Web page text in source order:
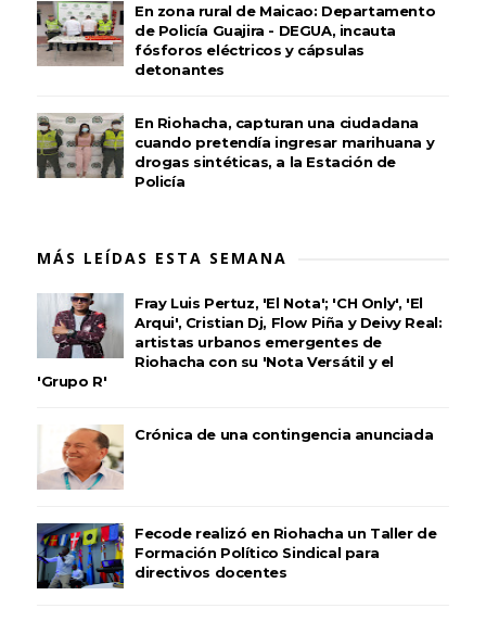
En zona rural de Maicao: Departamento
de Policía Guajira - DEGUA, incauta
fósforos eléctricos y cápsulas
detonantes
En Riohacha, capturan una ciudadana
cuando pretendía ingresar marihuana y
drogas sintéticas, a la Estación de
Policía
MÁS LEÍDAS ESTA SEMANA
Fray Luis Pertuz, 'El Nota'; 'CH Only', 'El
Arqui', Cristian Dj, Flow Piña y Deivy Real:
artistas urbanos emergentes de
Riohacha con su 'Nota Versátil y el
'Grupo R'
Crónica de una contingencia anunciada
Fecode realizó en Riohacha un Taller de
Formación Político Sindical para
directivos docentes